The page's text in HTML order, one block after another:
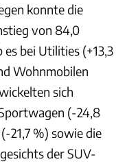
konnte die
von 84,0
bei Utilities (+13,3
Wohnmobilen
sich
(-24,8
21,7 %) sowie die
der SUV-